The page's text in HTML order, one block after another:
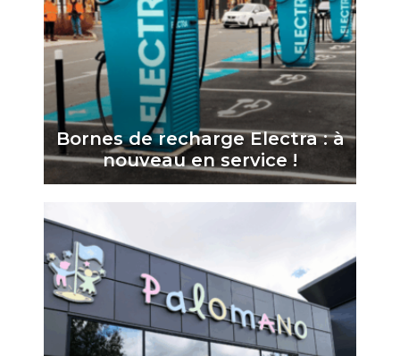
Bornes de recharge Electra : à
nouveau en service !